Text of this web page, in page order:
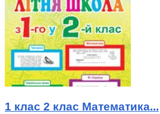
1 клас 2 клас Математика...